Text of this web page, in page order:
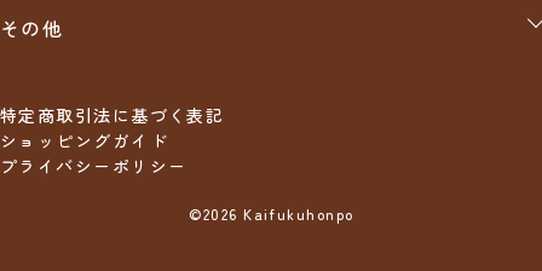
入浴
その他
家具・収納・インテリア
在宅ワークにおすすめクッション
特定商取引法に基づく表記
ショッピングガイド
プライバシーポリシー
©2026 Kaifukuhonpo